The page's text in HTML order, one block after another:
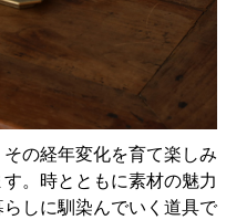
の経年変化を育て楽しみ
。時とともに素材の魅力
しに馴染んでいく道具で